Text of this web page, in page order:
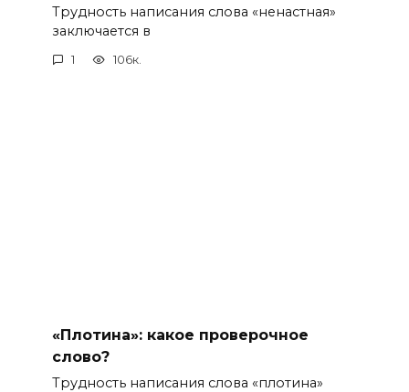
Трудность написания слова «ненастная»
заключается в
1 106к.
«Плотина»: какое проверочное
слово?
Трудность написания слова «плотина»